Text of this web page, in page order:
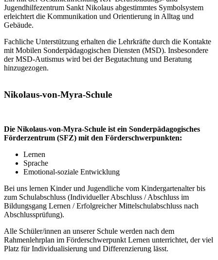
Jugendhilfezentrum Sankt Nikolaus abgestimmtes Symbolsystem
erleichtert die Kommunikation und Orientierung in Alltag und
Gebäude.
Fachliche Unterstützung erhalten die Lehrkräfte durch die Kontakte
mit Mobilen Sonderpädagogischen Diensten (MSD). Insbesondere
der MSD-Autismus wird bei der Begutachtung und Beratung
hinzugezogen.
Nikolaus-von-Myra-Schule
Die Nikolaus-von-Myra-Schule ist ein Sonderpädagogisches
Förderzentrum (SFZ) mit den Förderschwerpunkten:
Lernen
Sprache
Emotional-soziale Entwicklung
Bei uns lernen Kinder und Jugendliche vom Kindergartenalter bis
zum Schulabschluss (Individueller Abschluss / Abschluss im
Bildungsgang Lernen / Erfolgreicher Mittelschulabschluss nach
Abschlussprüfung).
Alle Schüler/innen an unserer Schule werden nach dem
Rahmenlehrplan im Förderschwerpunkt Lernen unterrichtet, der viel
Platz für Individualisierung und Differenzierung lässt.